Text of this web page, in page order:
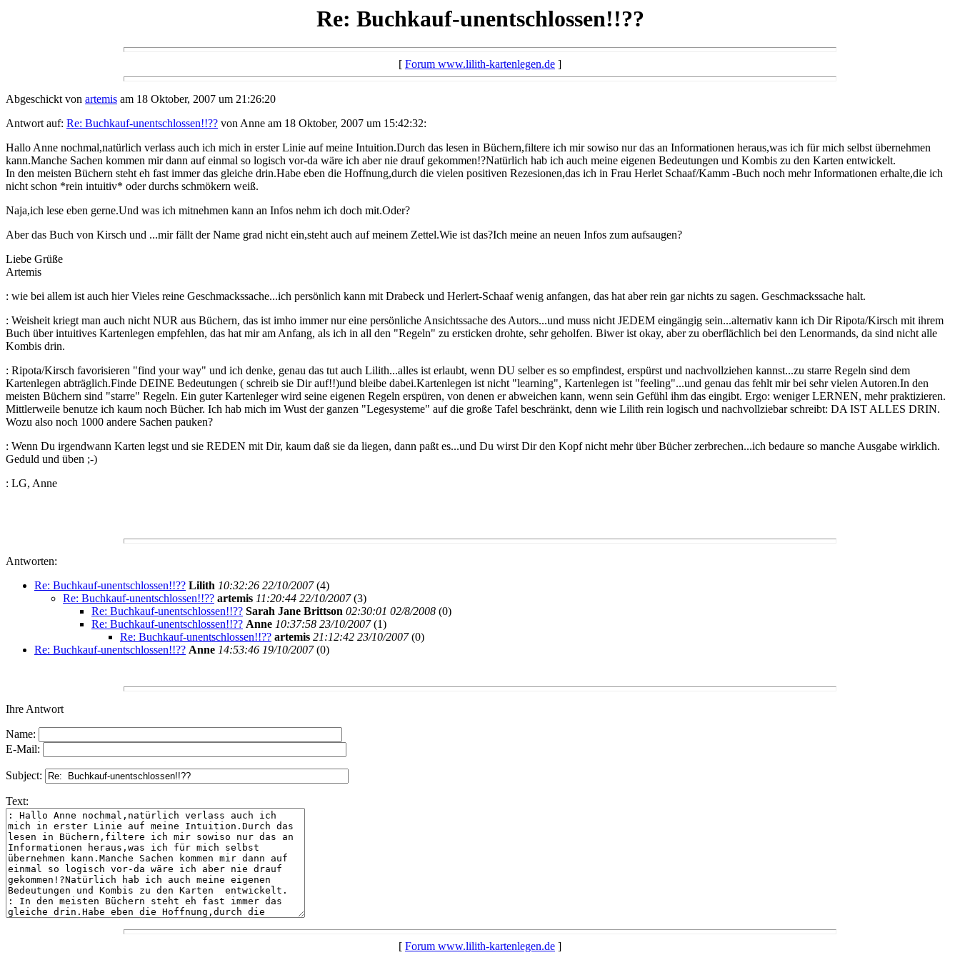
Re: Buchkauf-unentschlossen!!??
[ Forum www.lilith-kartenlegen.de ]
Abgeschickt von artemis am 18 Oktober, 2007 um 21:26:20
Antwort auf: Re: Buchkauf-unentschlossen!!?? von Anne am 18 Oktober, 2007 um 15:42:32:
Hallo Anne nochmal,natürlich verlass auch ich mich in erster Linie auf meine Intuition.Durch das lesen in Büchern,filtere ich mir sowiso nur das an Informationen heraus,was ich für mich selbst übernehmen
kann.Manche Sachen kommen mir dann auf einmal so logisch vor-da wäre ich aber nie drauf gekommen!?Natürlich hab ich auch meine eigenen Bedeutungen und Kombis zu den Karten entwickelt.
In den meisten Büchern steht eh fast immer das gleiche drin.Habe eben die Hoffnung,durch die vielen positiven Rezesionen,das ich in Frau Herlet Schaaf/Kamm -Buch noch mehr Informationen erhalte,die ich
nicht schon *rein intuitiv* oder durchs schmökern weiß.
Naja,ich lese eben gerne.Und was ich mitnehmen kann an Infos nehm ich doch mit.Oder?
Aber das Buch von Kirsch und ...mir fällt der Name grad nicht ein,steht auch auf meinem Zettel.Wie ist das?Ich meine an neuen Infos zum aufsaugen?
Liebe Grüße
Artemis
: wie bei allem ist auch hier Vieles reine Geschmackssache...ich persönlich kann mit Drabeck und Herlert-Schaaf wenig anfangen, das hat aber rein gar nichts zu sagen. Geschmackssache halt.
: Weisheit kriegt man auch nicht NUR aus Büchern, das ist imho immer nur eine persönliche Ansichtssache des Autors...und muss nicht JEDEM eingängig sein...alternativ kann ich Dir Ripota/Kirsch mit ihrem
Buch über intuitives Kartenlegen empfehlen, das hat mir am Anfang, als ich in all den "Regeln" zu ersticken drohte, sehr geholfen. Biwer ist okay, aber zu oberflächlich bei den Lenormands, da sind nicht alle
Kombis drin.
: Ripota/Kirsch favorisieren "find your way" und ich denke, genau das tut auch Lilith...alles ist erlaubt, wenn DU selber es so empfindest, erspürst und nachvollziehen kannst...zu starre Regeln sind dem
Kartenlegen abträglich.Finde DEINE Bedeutungen ( schreib sie Dir auf!!)und bleibe dabei.Kartenlegen ist nicht "learning", Kartenlegen ist "feeling"...und genau das fehlt mir bei sehr vielen Autoren.In den
meisten Büchern sind "starre" Regeln. Ein guter Kartenleger wird seine eigenen Regeln erspüren, von denen er abweichen kann, wenn sein Gefühl ihm das eingibt. Ergo: weniger LERNEN, mehr praktizieren.
Mittlerweile benutze ich kaum noch Bücher. Ich hab mich im Wust der ganzen "Legesysteme" auf die große Tafel beschränkt, denn wie Lilith rein logisch und nachvollziebar schreibt: DA IST ALLES DRIN.
Wozu also noch 1000 andere Sachen pauken?
: Wenn Du irgendwann Karten legst und sie REDEN mit Dir, kaum daß sie da liegen, dann paßt es...und Du wirst Dir den Kopf nicht mehr über Bücher zerbrechen...ich bedaure so manche Ausgabe wirklich.
Geduld und üben ;-)
: LG, Anne
Antworten:
Re: Buchkauf-unentschlossen!!?? Lilith 10:32:26 22/10/2007(4)
Re: Buchkauf-unentschlossen!!?? artemis 11:20:44 22/10/2007(3)
Re: Buchkauf-unentschlossen!!?? Sarah Jane Brittson 02:30:01 02/8/2008 (0)
Re: Buchkauf-unentschlossen!!?? Anne 10:37:58 23/10/2007(1)
Re: Buchkauf-unentschlossen!!?? artemis 21:12:42 23/10/2007(0)
Re: Buchkauf-unentschlossen!!?? Anne 14:53:46 19/10/2007(0)
Ihre Antwort
Name:
E-Mail:
Subject:
Text:
[ Forum www.lilith-kartenlegen.de ]